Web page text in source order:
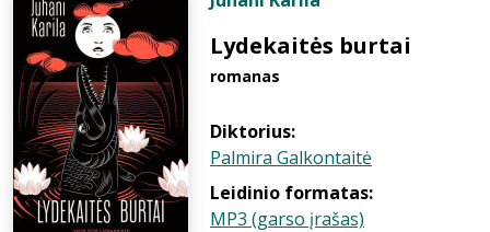
Lydekaitės burtai
romanas
Diktorius:
Palmira Galkontaitė
Leidinio formatas:
MP3 (garso įrašas)